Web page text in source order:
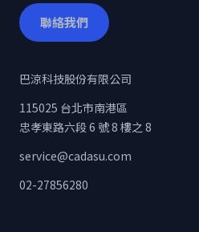
聯絡我們
巴涼科技股份有限公司
115025 台北市南港區
忠孝東路六段 6 號 8 樓之 8
service@cadasu.com
02-27856280